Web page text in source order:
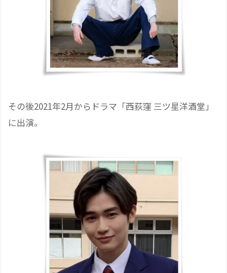
その後2021年2月からドラマ「西荻窪 三ツ星洋酒堂」
に出演。